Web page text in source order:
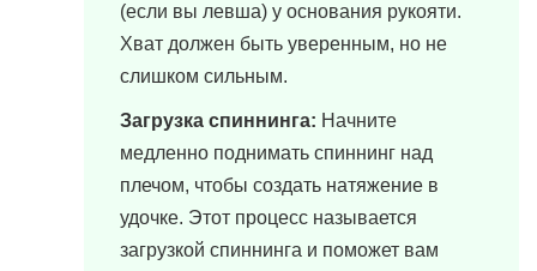
(если вы левша) у основания рукояти.
Хват должен быть уверенным, но не
слишком сильным.
Загрузка спиннинга: Начните
медленно поднимать спиннинг над
плечом, чтобы создать натяжение в
удочке. Этот процесс называется
загрузкой спиннинга и поможет вам